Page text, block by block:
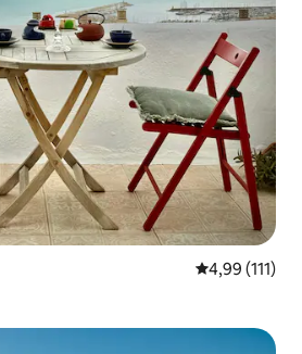
Gemiddelde
4,99 (111)